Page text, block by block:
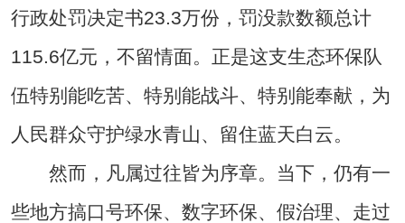
行政处罚决定书23.3万份，罚没款数额总计
115.6亿元，不留情面。正是这支生态环保队
伍特别能吃苦、特别能战斗、特别能奉献，为
人民群众守护绿水青山、留住蓝天白云。
然而，凡属过往皆为序章。当下，仍有一
些地方搞口号环保、数字环保、假治理、走过